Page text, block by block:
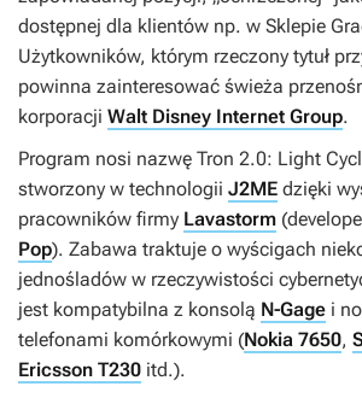
dostępnej dla klientów np. w Sklepie
Użytkowników, którym rzeczony tytuł
powinna zainteresować świeża
korporacji Walt Disney Internet Group.
Program nosi nazwę Tron 2.0: Light
stworzony w technologii J2ME dzięki
pracowników firmy Lavastorm
Pop). Zabawa traktuje o wyścigach
jednośladów w rzeczywistości
jest kompatybilna z konsolą N-Gage i
telefonami komórkowymi (Nokia 7650,
Ericsson T230 itd.).